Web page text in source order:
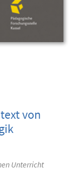
von
Unterricht